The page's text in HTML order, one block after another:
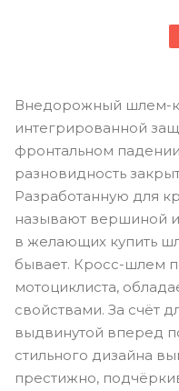
Внедорожный шлем-
интегрированной
фронтальном
разновидность
Разработанную для
называют вершиной
в желающих купить
бывает. Кросс-шлем
мотоциклиста,
свойствами. За счёт
выдвинутой вперед
стильного дизайна
престижно,